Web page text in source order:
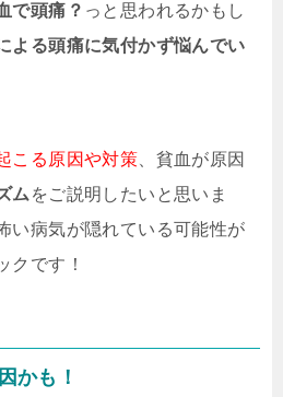
で頭痛？ っと思われるかもし
よる頭痛に気付かず悩んでい
こる原因や対策 、貧血が原因
ム をご説明したいと思いま
い病気が隠れている可能性が
クです！
かも！